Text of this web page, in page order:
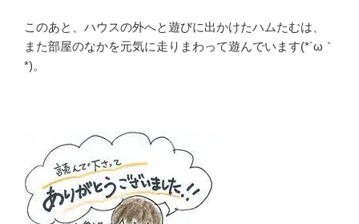
このあと、ハウスの外へと遊びに出かけたハムたむは、
また部屋のなかを元気に走りまわって遊んでいます(*´ω｀
*)。